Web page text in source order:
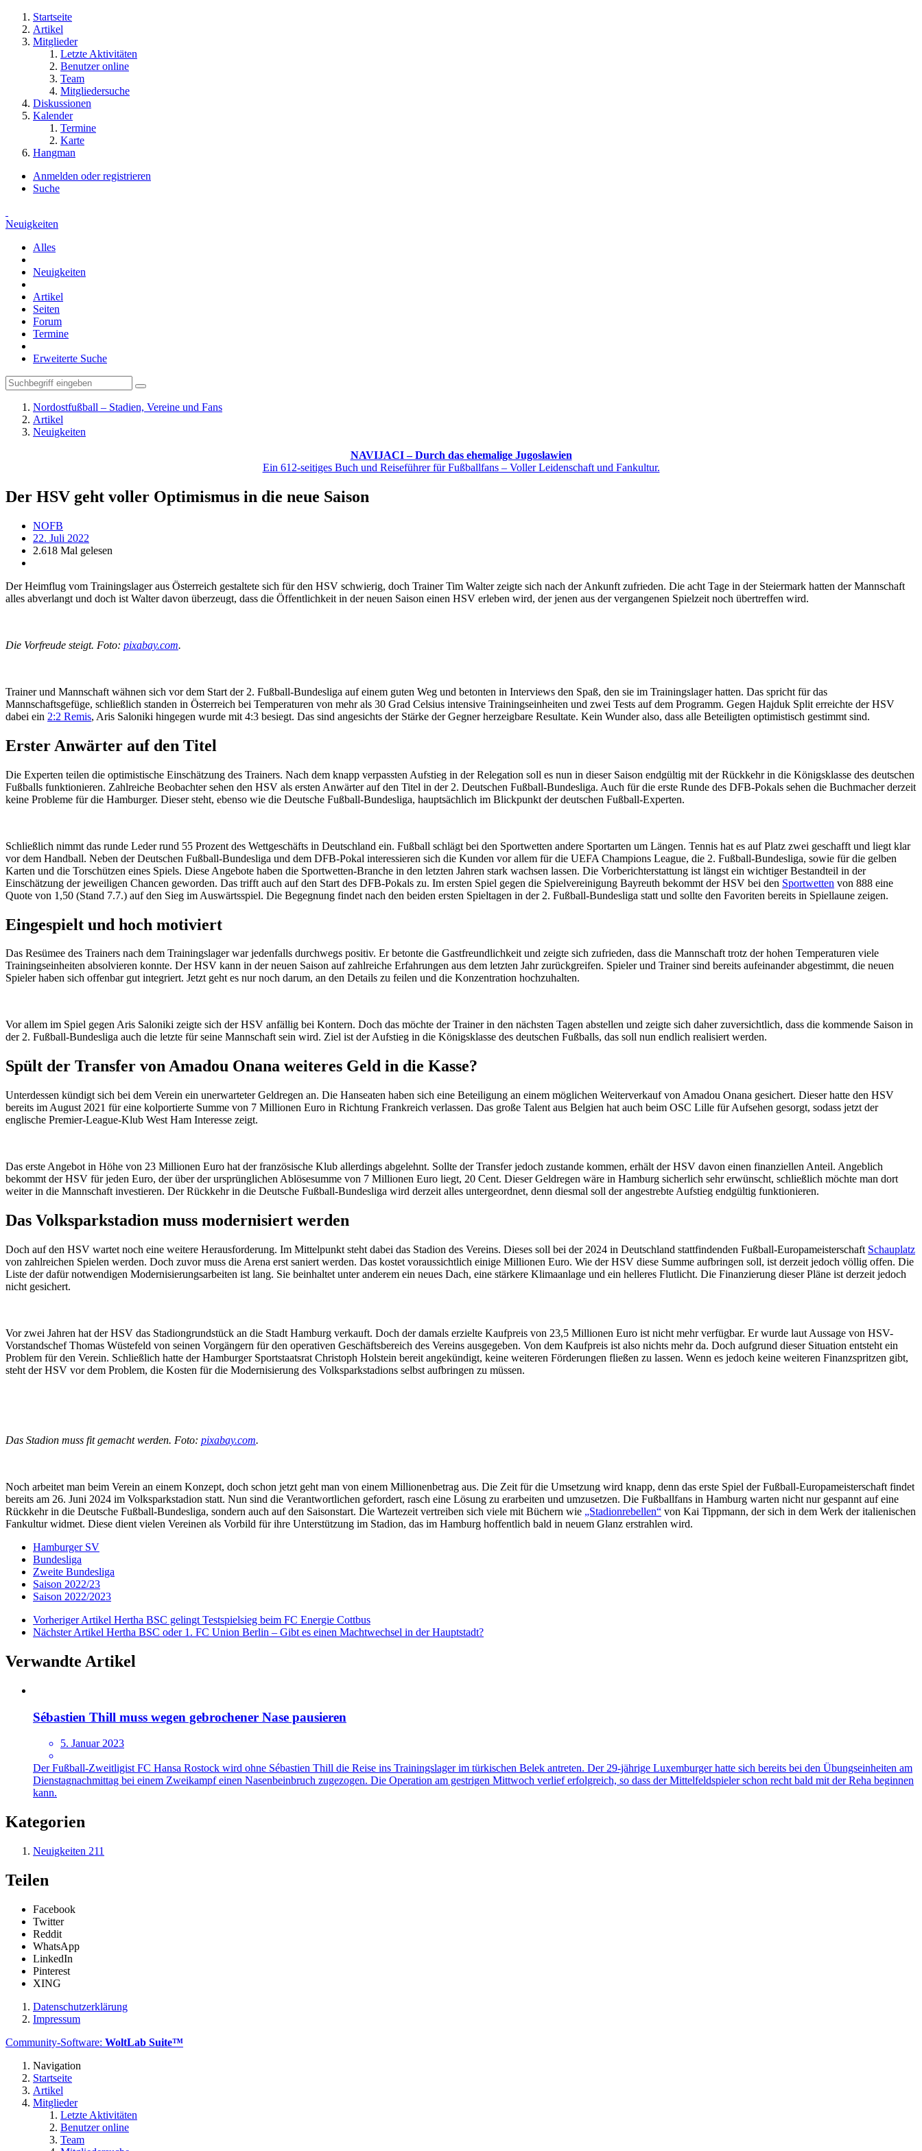
Startseite
Artikel
Mitglieder
Letzte Aktivitäten
Benutzer online
Team
Mitgliedersuche
Diskussionen
Kalender
Termine
Karte
Hangman
Anmelden oder registrieren
Suche
Neuigkeiten
Alles
Neuigkeiten
Artikel
Seiten
Forum
Termine
Erweiterte Suche
Nordostfußball – Stadien, Vereine und Fans
Artikel
Neuigkeiten
NAVIJACI – Durch das ehemalige Jugoslawien
Ein 612-seitiges Buch und Reiseführer für Fußballfans – Voller Leidenschaft und Fankultur.
Der HSV geht voller Optimismus in die neue Saison
NOFB
22. Juli 2022
2.618 Mal gelesen
Der Heimflug vom Trainingslager aus Österreich gestaltete sich für den HSV schwierig, doch Trainer Tim Walter zeigte sich nach der Ankunft zufrieden. Die acht Tage in der Steiermark hatten der Mannschaft
alles abverlangt und doch ist Walter davon überzeugt, dass die Öffentlichkeit in der neuen Saison einen HSV erleben wird, der jenen aus der vergangenen Spielzeit noch übertreffen wird.
Die Vorfreude steigt. Foto: pixabay.com.
Trainer und Mannschaft wähnen sich vor dem Start der 2. Fußball-Bundesliga auf einem guten Weg und betonten in Interviews den Spaß, den sie im Trainingslager hatten. Das spricht für das
Mannschaftsgefüge, schließlich standen in Österreich bei Temperaturen von mehr als 30 Grad Celsius intensive Trainingseinheiten und zwei Tests auf dem Programm. Gegen Hajduk Split erreichte der HSV
dabei ein 2:2 Remis, Aris Saloniki hingegen wurde mit 4:3 besiegt. Das sind angesichts der Stärke der Gegner herzeigbare Resultate. Kein Wunder also, dass alle Beteiligten optimistisch gestimmt sind.
Erster Anwärter auf den Titel
Die Experten teilen die optimistische Einschätzung des Trainers. Nach dem knapp verpassten Aufstieg in der Relegation soll es nun in dieser Saison endgültig mit der Rückkehr in die Königsklasse des deutschen
Fußballs funktionieren. Zahlreiche Beobachter sehen den HSV als ersten Anwärter auf den Titel in der 2. Deutschen Fußball-Bundesliga. Auch für die erste Runde des DFB-Pokals sehen die Buchmacher derzeit
keine Probleme für die Hamburger. Dieser steht, ebenso wie die Deutsche Fußball-Bundesliga, hauptsächlich im Blickpunkt der deutschen Fußball-Experten.
Schließlich nimmt das runde Leder rund 55 Prozent des Wettgeschäfts in Deutschland ein. Fußball schlägt bei den Sportwetten andere Sportarten um Längen. Tennis hat es auf Platz zwei geschafft und liegt klar
vor dem Handball. Neben der Deutschen Fußball-Bundesliga und dem DFB-Pokal interessieren sich die Kunden vor allem für die UEFA Champions League, die 2. Fußball-Bundesliga, sowie für die gelben
Karten und die Torschützen eines Spiels. Diese Angebote haben die Sportwetten-Branche in den letzten Jahren stark wachsen lassen. Die Vorberichterstattung ist längst ein wichtiger Bestandteil in der
Einschätzung der jeweiligen Chancen geworden. Das trifft auch auf den Start des DFB-Pokals zu. Im ersten Spiel gegen die Spielvereinigung Bayreuth bekommt der HSV bei den Sportwetten von 888 eine
Quote von 1,50 (Stand 7.7.) auf den Sieg im Auswärtsspiel. Die Begegnung findet nach den beiden ersten Spieltagen in der 2. Fußball-Bundesliga statt und sollte den Favoriten bereits in Spiellaune zeigen.
Eingespielt und hoch motiviert
Das Resümee des Trainers nach dem Trainingslager war jedenfalls durchwegs positiv. Er betonte die Gastfreundlichkeit und zeigte sich zufrieden, dass die Mannschaft trotz der hohen Temperaturen viele
Trainingseinheiten absolvieren konnte. Der HSV kann in der neuen Saison auf zahlreiche Erfahrungen aus dem letzten Jahr zurückgreifen. Spieler und Trainer sind bereits aufeinander abgestimmt, die neuen
Spieler haben sich offenbar gut integriert. Jetzt geht es nur noch darum, an den Details zu feilen und die Konzentration hochzuhalten.
Vor allem im Spiel gegen Aris Saloniki zeigte sich der HSV anfällig bei Kontern. Doch das möchte der Trainer in den nächsten Tagen abstellen und zeigte sich daher zuversichtlich, dass die kommende Saison in
der 2. Fußball-Bundesliga auch die letzte für seine Mannschaft sein wird. Ziel ist der Aufstieg in die Königsklasse des deutschen Fußballs, das soll nun endlich realisiert werden.
Spült der Transfer von Amadou Onana weiteres Geld in die Kasse?
Unterdessen kündigt sich bei dem Verein ein unerwarteter Geldregen an. Die Hanseaten haben sich eine Beteiligung an einem möglichen Weiterverkauf von Amadou Onana gesichert. Dieser hatte den HSV
bereits im August 2021 für eine kolportierte Summe von 7 Millionen Euro in Richtung Frankreich verlassen. Das große Talent aus Belgien hat auch beim OSC Lille für Aufsehen gesorgt, sodass jetzt der
englische Premier-League-Klub West Ham Interesse zeigt.
Das erste Angebot in Höhe von 23 Millionen Euro hat der französische Klub allerdings abgelehnt. Sollte der Transfer jedoch zustande kommen, erhält der HSV davon einen finanziellen Anteil. Angeblich
bekommt der HSV für jeden Euro, der über der ursprünglichen Ablösesumme von 7 Millionen Euro liegt, 20 Cent. Dieser Geldregen wäre in Hamburg sicherlich sehr erwünscht, schließlich möchte man dort
weiter in die Mannschaft investieren. Der Rückkehr in die Deutsche Fußball-Bundesliga wird derzeit alles untergeordnet, denn diesmal soll der angestrebte Aufstieg endgültig funktionieren.
Das Volksparkstadion muss modernisiert werden
Doch auf den HSV wartet noch eine weitere Herausforderung. Im Mittelpunkt steht dabei das Stadion des Vereins. Dieses soll bei der 2024 in Deutschland stattfindenden Fußball-Europameisterschaft Schauplatz
von zahlreichen Spielen werden. Doch zuvor muss die Arena erst saniert werden. Das kostet voraussichtlich einige Millionen Euro. Wie der HSV diese Summe aufbringen soll, ist derzeit jedoch völlig offen. Die
Liste der dafür notwendigen Modernisierungsarbeiten ist lang. Sie beinhaltet unter anderem ein neues Dach, eine stärkere Klimaanlage und ein helleres Flutlicht. Die Finanzierung dieser Pläne ist derzeit jedoch
nicht gesichert.
Vor zwei Jahren hat der HSV das Stadiongrundstück an die Stadt Hamburg verkauft. Doch der damals erzielte Kaufpreis von 23,5 Millionen Euro ist nicht mehr verfügbar. Er wurde laut Aussage von HSV-
Vorstandschef Thomas Wüstefeld von seinen Vorgängern für den operativen Geschäftsbereich des Vereins ausgegeben. Von dem Kaufpreis ist also nichts mehr da. Doch aufgrund dieser Situation entsteht ein
Problem für den Verein. Schließlich hatte der Hamburger Sportstaatsrat Christoph Holstein bereit angekündigt, keine weiteren Förderungen fließen zu lassen. Wenn es jedoch keine weiteren Finanzspritzen gibt,
steht der HSV vor dem Problem, die Kosten für die Modernisierung des Volksparkstadions selbst aufbringen zu müssen.
Das Stadion muss fit gemacht werden. Foto: pixabay.com.
Noch arbeitet man beim Verein an einem Konzept, doch schon jetzt geht man von einem Millionenbetrag aus. Die Zeit für die Umsetzung wird knapp, denn das erste Spiel der Fußball-Europameisterschaft findet
bereits am 26. Juni 2024 im Volksparkstadion statt. Nun sind die Verantwortlichen gefordert, rasch eine Lösung zu erarbeiten und umzusetzen. Die Fußballfans in Hamburg warten nicht nur gespannt auf eine
Rückkehr in die Deutsche Fußball-Bundesliga, sondern auch auf den Saisonstart. Die Wartezeit vertreiben sich viele mit Büchern wie „Stadionrebellen“ von Kai Tippmann, der sich in dem Werk der italienischen
Fankultur widmet. Diese dient vielen Vereinen als Vorbild für ihre Unterstützung im Stadion, das im Hamburg hoffentlich bald in neuem Glanz erstrahlen wird.
Hamburger SV
Bundesliga
Zweite Bundesliga
Saison 2022/23
Saison 2022/2023
Vorheriger Artikel Hertha BSC gelingt Testspielsieg beim FC Energie Cottbus
Nächster Artikel Hertha BSC oder 1. FC Union Berlin – Gibt es einen Machtwechsel in der Hauptstadt?
Verwandte Artikel
Sébastien Thill muss wegen gebrochener Nase pausieren
5. Januar 2023
Der Fußball-Zweitligist FC Hansa Rostock wird ohne Sébastien Thill die Reise ins Trainingslager im türkischen Belek antreten. Der 29-jährige Luxemburger hatte sich bereits bei den Übungseinheiten am
Dienstagnachmittag bei einem Zweikampf einen Nasenbeinbruch zugezogen. Die Operation am gestrigen Mittwoch verlief erfolgreich, so dass der Mittelfeldspieler schon recht bald mit der Reha beginnen
kann.
Kategorien
Neuigkeiten 211
Teilen
Facebook
Twitter
Reddit
WhatsApp
LinkedIn
Pinterest
XING
Datenschutzerklärung
Impressum
Community-Software: WoltLab Suite™
Navigation
Startseite
Artikel
Mitglieder
Letzte Aktivitäten
Benutzer online
Team